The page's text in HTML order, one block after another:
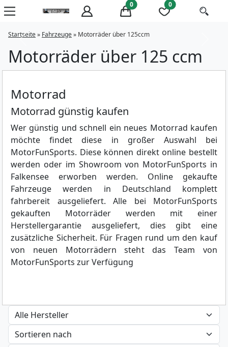
0 0
Startseite» Fahrzeuge» Motorräder über 125ccm
Motorräder über 125 ccm
Motorrad
Motorrad günstig kaufen
Wer günstig und schnell ein neues Motorrad kaufen
möchte findet diese in großer Auswahl bei
MotorFunSports. Diese können direkt online bestellt
werden oder im Showroom von MotorFunSports in
Falkensee erworben werden. Online gekaufte
Fahrzeuge werden in Deutschland komplett
fahrbereit ausgeliefert. Alle bei MotorFunSports
gekauften Motorräder werden mit einer
Herstellergarantie ausgeliefert, dies gibt eine
zusätzliche Sicherheit. Für Fragen rund um den kauf
von neuen Motorrädern steht das Team von
MotorFunSports zur Verfügung